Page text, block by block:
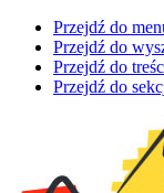
Przejdź do
Przejdź do
Przejdź do
Przejdź do